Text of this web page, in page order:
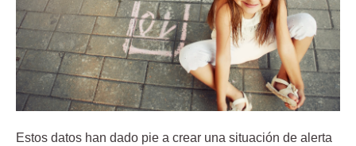
Estos datos han dado pie a crear una situación de alerta